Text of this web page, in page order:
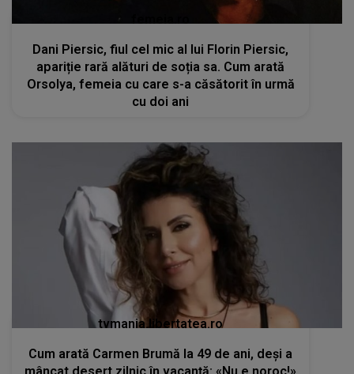
Dani Piersic, fiul cel mic al lui Florin Piersic,
apariție rară alături de soția sa. Cum arată
Orsolya, femeia cu care s-a căsătorit în urmă
cu doi ani
tvmania.libertatea.ro
Cum arată Carmen Brumă la 49 de ani, deși a